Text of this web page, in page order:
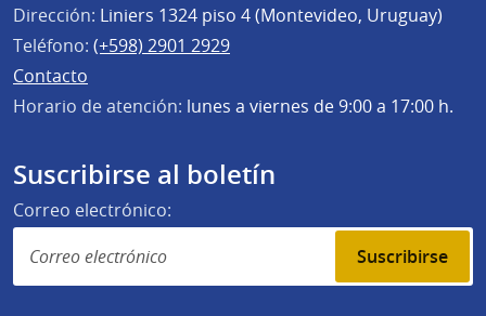
Dirección: Liniers 1324 piso 4 (Montevideo, Uruguay)
Teléfono: (+598) 2901 2929
Contacto
Horario de atención: lunes a viernes de 9:00 a 17:00 h.
Suscribirse al boletín
Correo electrónico:
Suscribirse